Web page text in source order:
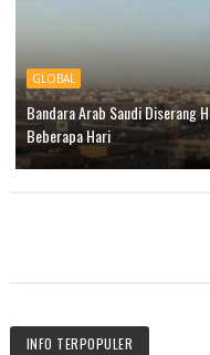
GLOBAL
Bandara Arab Saudi Diserang
Beberapa Hari
INFO TERPOPULER